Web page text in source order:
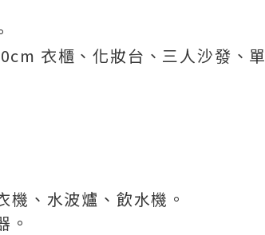
衣櫃、化妝台、三人沙發、單
、水波爐、飲水機。
。